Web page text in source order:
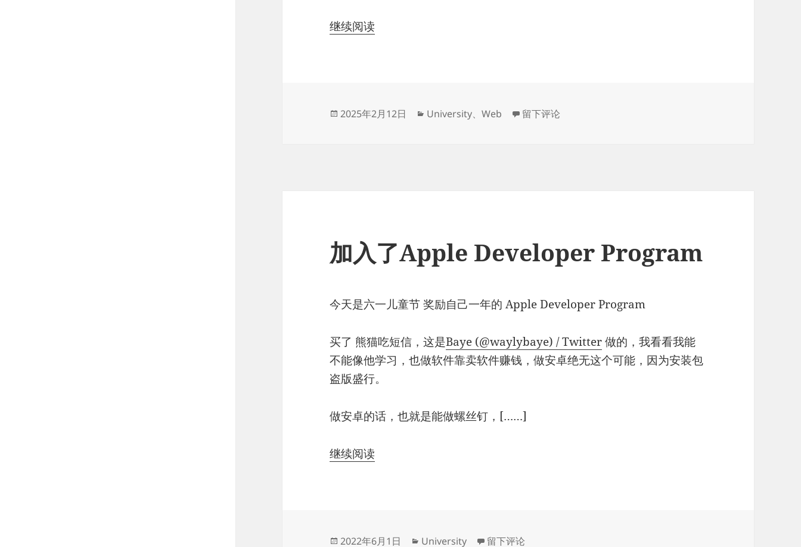
继续阅读
发
2025年2月12日
分
University、Web 于兰空图床LskyPro2.0版搭建（宝塔面板）
留下评论
加入了Apple Developer Program
今天是六一儿童节 奖励自己一年的 Apple Developer Program
买了 熊猫吃短信，这是Baye (@waylybaye) / Twitter做的，我看看我能
不能像他学习，也做软件靠卖软件赚钱，做安卓绝无这个可能，因为安装包
盗版盛行。
做安卓的话，也就是能做螺丝钉，[……]
继续阅读
发
2022年6月1日 分
University 于加入了Apple Developer Program
留下评论